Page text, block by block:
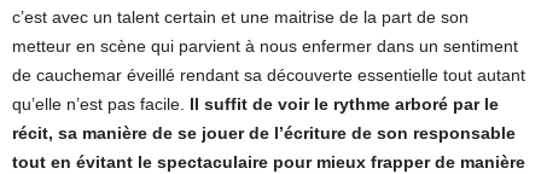
c’est avec un talent certain et une maitrise de la part de son
metteur en scène qui parvient à nous enfermer dans un sentiment
de cauchemar éveillé rendant sa découverte essentielle tout autant
qu’elle n’est pas facile. Il suffit de voir le rythme arboré par le
récit, sa manière de se jouer de l’écriture de son responsable
tout en évitant le spectaculaire pour mieux frapper de manière